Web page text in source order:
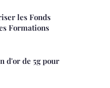
les Fonds
Formations
d'or de 5g pour